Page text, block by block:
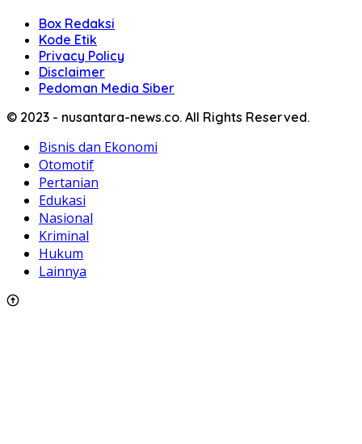
Box Redaksi
Kode Etik
Privacy Policy
Disclaimer
Pedoman Media Siber
© 2023 - nusantara-news.co. All Rights Reserved.
Bisnis dan Ekonomi
Otomotif
Pertanian
Edukasi
Nasional
Kriminal
Hukum
Lainnya